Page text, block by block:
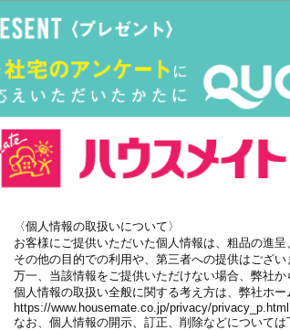
〈個人情報の取扱いについて〉
お客様にご提供いただいた個人情報は、粗品の進
その他の目的での利用や、第三者への提供はござい
万一、当該情報をご提供いただけない場合、弊社
個人情報の取扱い全般に関する考え方は、弊社ホー
https://www.housemate.co.jp/privacy/privacy_p.html
なお、個人情報の開示、訂正、削除などについては